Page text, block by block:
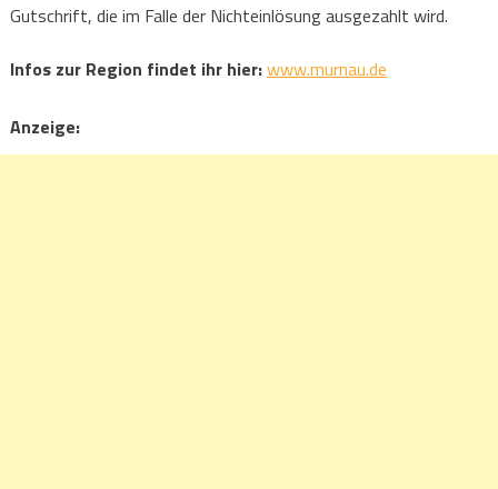
Gutschrift, die im Falle der Nichteinlösung ausgezahlt wird.
Infos zur Region findet ihr hier:www.murnau.de
Anzeige: